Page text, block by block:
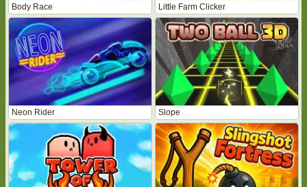
Body Race Little Farm Clicker
Neon Rider Slope